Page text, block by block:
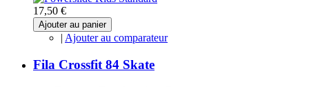
17,50 €
Ajouter au panier
| Ajouter au comparateur
Fila Crossfit 84 Skate